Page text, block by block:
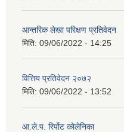
आन्तरिक लेखा परिक्षण प्रतिवेदन
मिति: 09/06/2022 - 14:25
वित्तिय प्रतिवेदन २०७२
मिति: 09/06/2022 - 13:52
आ.ले.प. रिर्पोट कोलेनिका